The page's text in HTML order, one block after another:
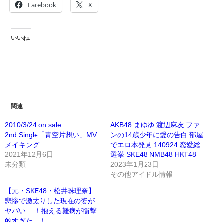
Facebook X
いいね:
関連
2010/3/24 on sale
2nd.Single「青空片想い」MV
メイキング
2021年12月6日
未分類
AKB48 まゆゆ 渡辺麻友 ファ
ンの14歳少年に愛の告白 部屋
でエロ本発見 140924 恋愛総
選挙 SKE48 NMB48 HKT48
2023年1月23日
その他アイドル情報
【元・SKE48・松井珠理奈】
悲惨で激太りした現在の姿が
ヤバい….！抱える難病が衝撃
的すぎた…！